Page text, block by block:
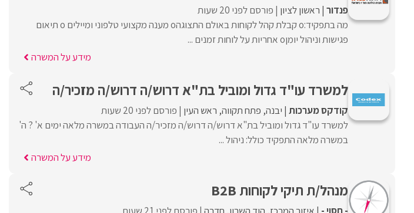
פנדור ראשון לציון פורסם לפני 20 שעות
מה בתפקיד:o קבלת קהל לקוחות באולם התצוגהo מענה מקצועי טלפוני ומיילים o תיאום
פגישות וניהול יומןo אחריות על לוחות זמנים ...
מידע על המשרה
למשרד עו"ד גדול ומוביל בת"א דרוש/ה דרוש/ה מזכיר/ה
קודקס מערכות יבנה פתח תקווה ראש העין פורסם לפני 20 שעות
למשרד עו"ד גדול ומוביל בת"א דרוש/ה דרוש/ה מזכיר/ה העבודה במשרה מלאה ימים א' ? ה'
במשרה מלאה התפקיד כולל: ניהול ...
מידע על המשרה
מנהל/ת תיקי לקוחות B2B